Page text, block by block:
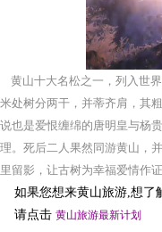
黄山十大名松之一，列入世
米处树分两干，并蒂齐肩，其
说也是爱恨缠绵的唐明皇与杨
理。死后二人果然同游黄山，
里留影，让古树为幸福爱情作证
如果您想来黄山旅游,想了
请点击 黄山旅游最新计划